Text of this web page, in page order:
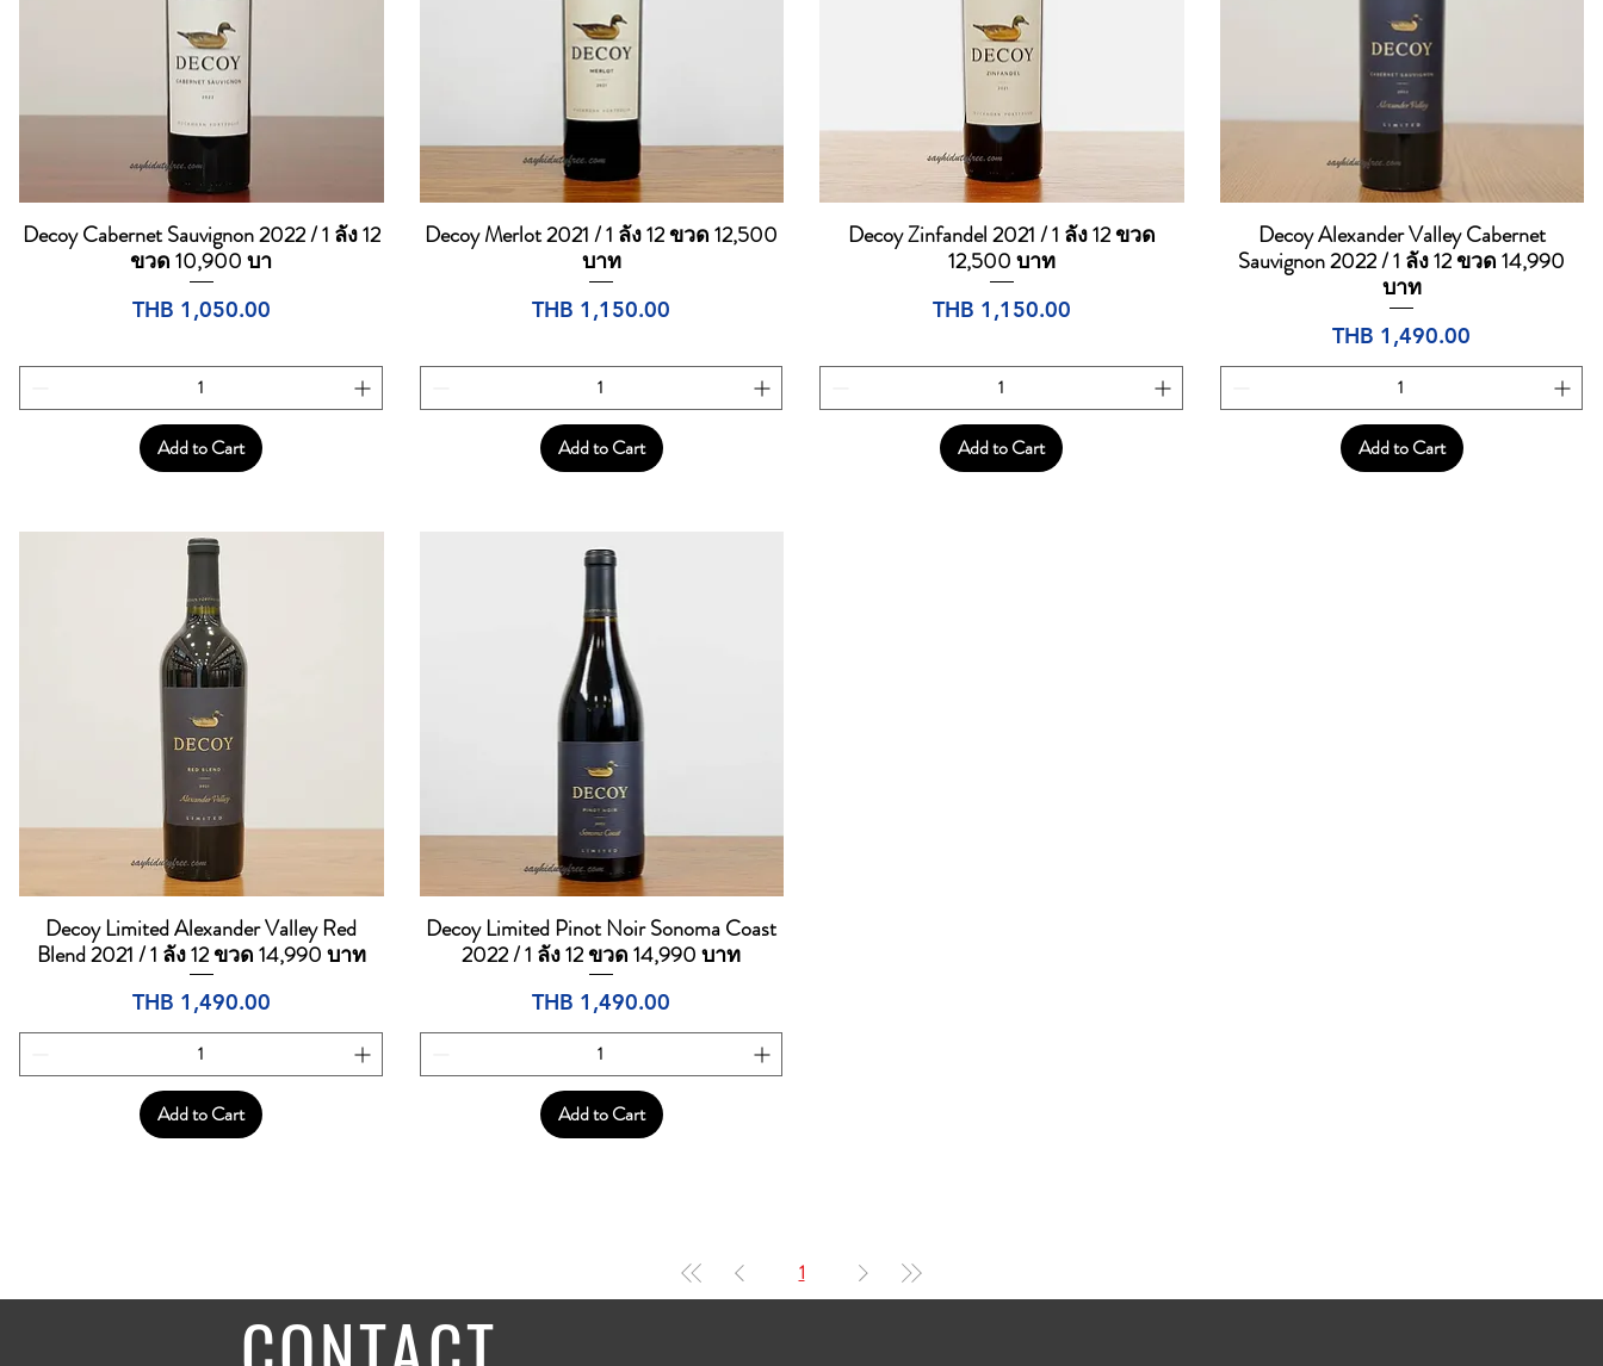
Quick View
Decoy Cabernet Sauvignon 2022 / 1 ลัง 12
ขวด 10,900 บา
Price
THB 1,050.00
Add to Cart
Quick View
Decoy Merlot 2021 / 1 ลัง 12 ขวด 12,500
บาท
Price
THB 1,150.00
Add to Cart
Quick View
Decoy Zinfandel 2021 / 1 ลัง 12 ขวด
12,500 บาท
Price
THB 1,150.00
Add to Cart
Quick View
Decoy Alexander Valley Cabernet
Sauvignon 2022 / 1 ลัง 12 ขวด 14,990
บาท
Price
THB 1,490.00
Add to Cart
Quick View
Decoy Limited Alexander Valley Red
Blend 2021 / 1 ลัง 12 ขวด 14,990 บาท
Price
THB 1,490.00
Add to Cart
Quick View
Decoy Limited Pinot Noir Sonoma Coast
2022 / 1 ลัง 12 ขวด 14,990 บาท
Price
THB 1,490.00
Add to Cart
1